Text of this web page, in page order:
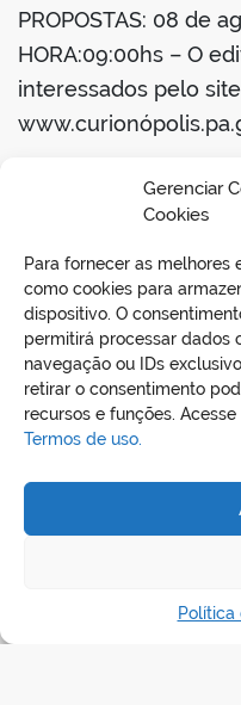
Gerenciar
Cookies
Para fornecer as melhores
como cookies para
dispositivo. O
permitirá processar dados
navegação ou IDs
retirar o consentimento
recursos e funções. Acesse
Termos de uso.
Política
PROPOSTAS: 08 de
HORA:09:00hs – O
interessados pelo site
06 de julho de 2023 –
Botelho da Silva –
BAIXAR EDITAL